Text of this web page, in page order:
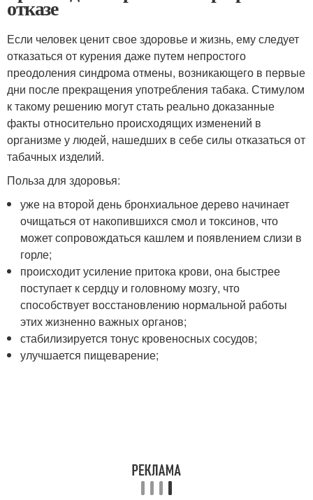
отказе
Если человек ценит свое здоровье и жизнь, ему следует
отказаться от курения даже путем непростого
преодоления синдрома отмены, возникающего в первые
дни после прекращения употребления табака. Стимулом
к такому решению могут стать реально доказанные
факты относительно происходящих изменений в
организме у людей, нашедших в себе силы отказаться от
табачных изделий.
Польза для здоровья:
уже на второй день бронхиальное дерево начинает
очищаться от накопившихся смол и токсинов, что
может сопровождаться кашлем и появлением слизи в
горле;
происходит усиление притока крови, она быстрее
поступает к сердцу и головному мозгу, что
способствует восстановлению нормальной работы
этих жизненно важных органов;
стабилизируется тонус кровеносных сосудов;
улучшается пищеварение;